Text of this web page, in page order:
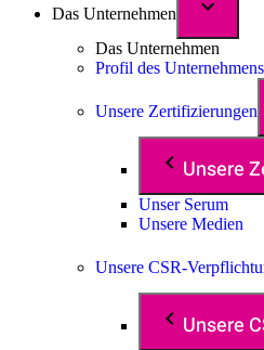
Das Unternehmen
Das Unternehmen
Profil des Unternehmens
Unsere Zertifizierungen
Unsere
Unser Serum
Unsere Medien
Unsere CSR-
Unsere